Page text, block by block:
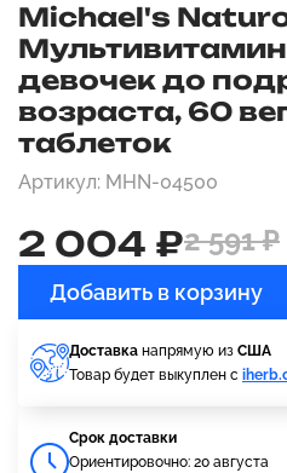
Michael's
девочек до
возраста, 60
таблеток
Артикул: MHN-04500
2 004 ₽2 591 ₽
Добавить в корзину
Доставка напрямую из США
Товар будет выкуплен с
Cрок доставки
Ориентировочно: 20 августа